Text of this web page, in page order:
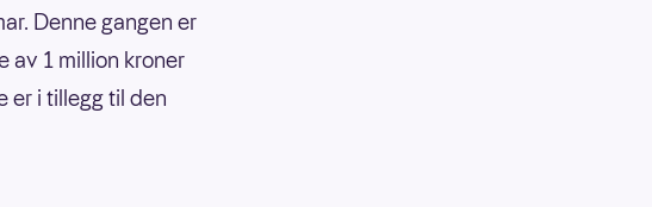
Denne gangen er
av 1 million kroner
er i tillegg til den